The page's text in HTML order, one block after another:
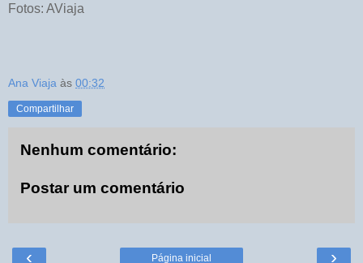
Fotos: AViaja
Ana Viaja às 00:32
Compartilhar
Nenhum comentário:
Postar um comentário
‹ ›
Página inicial